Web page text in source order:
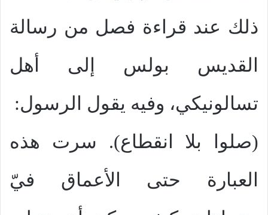
ذلك عند قراءة فصل من رسالة
القديس بولس إلى أهل
تسالونيكي، وفيه يقول الرسول:
(صلوا بلا انقطاع). سرت هذه
العبارة حتى الأعماق فيّ